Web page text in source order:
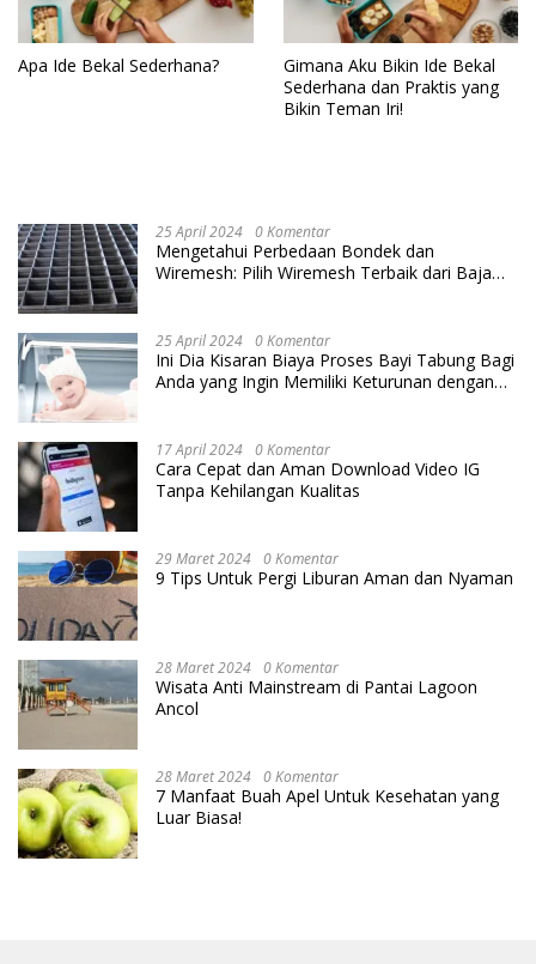
Apa Ide Bekal Sederhana?
Gimana Aku Bikin Ide Bekal
Sederhana dan Praktis yang
Bikin Teman Iri!
25 April 2024 0 Komentar
Mengetahui Perbedaan Bondek dan
Wiremesh: Pilih Wiremesh Terbaik dari Baja
25 April 2024 0 Komentar
Ini Dia Kisaran Biaya Proses Bayi Tabung Bagi
Anda yang Ingin Memiliki Keturunan dengan
17 April 2024 0 Komentar
Cara Cepat dan Aman Download Video IG
Tanpa Kehilangan Kualitas
29 Maret 2024 0 Komentar
9 Tips Untuk Pergi Liburan Aman dan Nyaman
28 Maret 2024 0 Komentar
Wisata Anti Mainstream di Pantai Lagoon
Ancol
28 Maret 2024 0 Komentar
7 Manfaat Buah Apel Untuk Kesehatan yang
Luar Biasa!